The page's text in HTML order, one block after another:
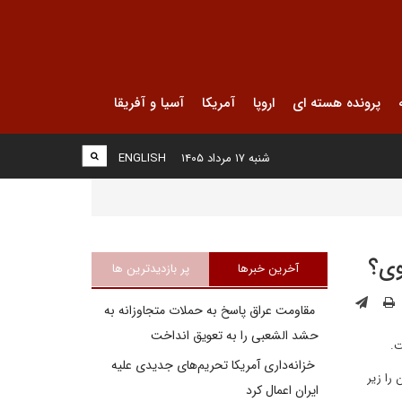
پرونده هسته ای اروپا آمریکا آسیا و آفریقا
ENGLISH شنبه ۱۷ مرداد ۱۴۰۵
زیر
آخرین خبرها پر بازدیدترین ها
مقاومت عراق پاسخ به حملات متجاوزانه به
حشد الشعبی را به تعویق انداخت
خزانه‌داری آمریکا تحریم‌های جدیدی علیه
ایران اعمال کرد